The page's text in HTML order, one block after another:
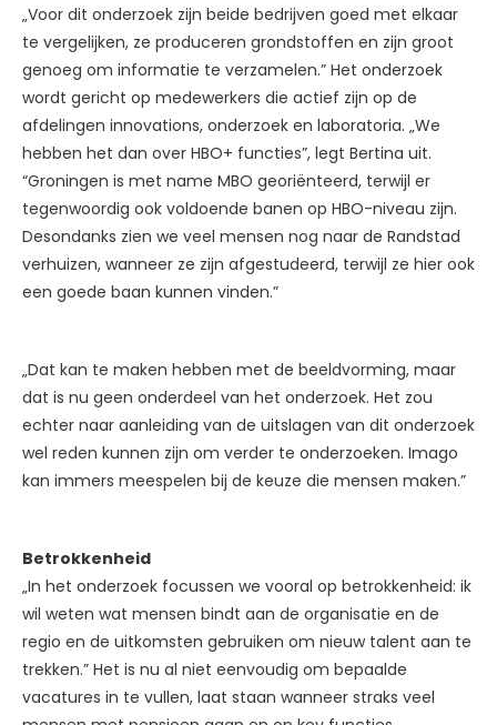
„Voor dit onderzoek zijn beide bedrijven goed met elkaar
te vergelijken, ze produceren grondstoffen en zijn groot
genoeg om informatie te verzamelen.” Het onderzoek
wordt gericht op medewerkers die actief zijn op de
afdelingen innovations, onderzoek en laboratoria. „We
hebben het dan over HBO+ functies”, legt Bertina uit.
“Groningen is met name MBO georiënteerd, terwijl er
tegenwoordig ook voldoende banen op HBO-niveau zijn.
Desondanks zien we veel mensen nog naar de Randstad
verhuizen, wanneer ze zijn afgestudeerd, terwijl ze hier ook
een goede baan kunnen vinden.”
„Dat kan te maken hebben met de beeldvorming, maar
dat is nu geen onderdeel van het onderzoek. Het zou
echter naar aanleiding van de uitslagen van dit onderzoek
wel reden kunnen zijn om verder te onderzoeken. Imago
kan immers meespelen bij de keuze die mensen maken.”
Betrokkenheid
„In het onderzoek focussen we vooral op betrokkenheid: ik
wil weten wat mensen bindt aan de organisatie en de
regio en de uitkomsten gebruiken om nieuw talent aan te
trekken.” Het is nu al niet eenvoudig om bepaalde
vacatures in te vullen, laat staan wanneer straks veel